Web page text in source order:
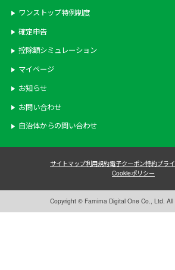
ワンストップ特例制度
確定申告
控除額シミュレーション
マイページ
お知らせ
お問い合わせ
自治体からの問い合わせ
サイトマップ利用規約電子クーポン特約プラ
Cookieポリシー
Copyright © Famima Digital One Co., Ltd. All